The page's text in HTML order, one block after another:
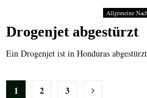
Allgemeine
Drogenjet abgestürzt
Ein Drogenjet ist in Honduras
1 2 3